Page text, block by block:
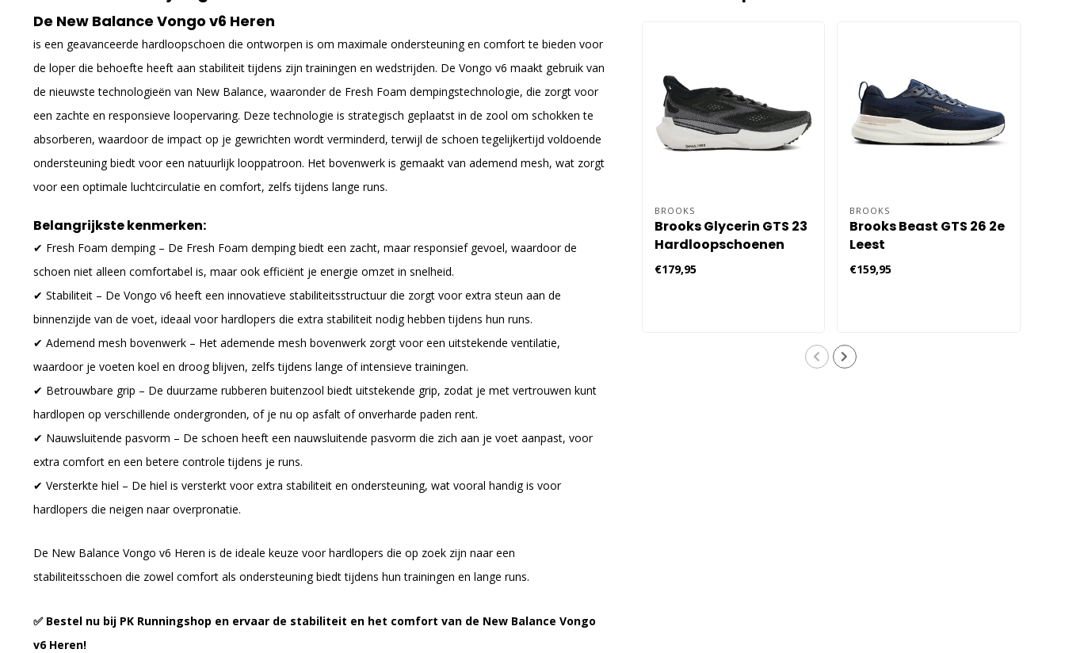
De New Balance Vongo v6 Heren
is een geavanceerde hardloopschoen die ontworpen is om maximale ondersteuning en comfort te bieden voor
de loper die behoefte heeft aan stabiliteit tijdens zijn trainingen en wedstrijden. De Vongo v6 maakt gebruik van
de nieuwste technologieën van New Balance, waaronder de Fresh Foam dempingstechnologie, die zorgt voor
een zachte en responsieve loopervaring. Deze technologie is strategisch geplaatst in de zool om schokken te
absorberen, waardoor de impact op je gewrichten wordt verminderd, terwijl de schoen tegelijkertijd voldoende
ondersteuning biedt voor een natuurlijk looppatroon. Het bovenwerk is gemaakt van ademend mesh, wat zorgt
voor een optimale luchtcirculatie en comfort, zelfs tijdens lange runs.
Belangrijkste kenmerken:
✔ Fresh Foam demping – De Fresh Foam demping biedt een zacht, maar responsief gevoel, waardoor de
schoen niet alleen comfortabel is, maar ook efficiënt je energie omzet in snelheid.
✔ Stabiliteit – De Vongo v6 heeft een innovatieve stabiliteitsstructuur die zorgt voor extra steun aan de
binnenzijde van de voet, ideaal voor hardlopers die extra stabiliteit nodig hebben tijdens hun runs.
✔ Ademend mesh bovenwerk – Het ademende mesh bovenwerk zorgt voor een uitstekende ventilatie,
waardoor je voeten koel en droog blijven, zelfs tijdens lange of intensieve trainingen.
✔ Betrouwbare grip – De duurzame rubberen buitenzool biedt uitstekende grip, zodat je met vertrouwen kunt
hardlopen op verschillende ondergronden, of je nu op asfalt of onverharde paden rent.
✔ Nauwsluitende pasvorm – De schoen heeft een nauwsluitende pasvorm die zich aan je voet aanpast, voor
extra comfort en een betere controle tijdens je runs.
✔ Versterkte hiel – De hiel is versterkt voor extra stabiliteit en ondersteuning, wat vooral handig is voor
hardlopers die neigen naar overpronatie.
De New Balance Vongo v6 Heren is de ideale keuze voor hardlopers die op zoek zijn naar een
stabiliteitsschoen die zowel comfort als ondersteuning biedt tijdens hun trainingen en lange runs.
✅ Bestel nu bij PK Runningshop en ervaar de stabiliteit en het comfort van de New Balance Vongo
v6 Heren!
BROOKS
Brooks Glycerin GTS 23
Hardloopschoenen
Heren - Zwart
€179,95
BROOKS
Brooks Beast GTS 26 2e
Leest
Hardloopschoenen
Heren - Blauw
€159,95